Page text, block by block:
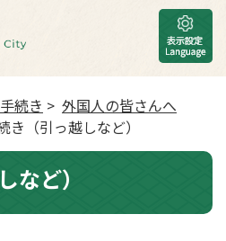
続き > 外国人の皆さんへ
き（引っ越しなど）
など）